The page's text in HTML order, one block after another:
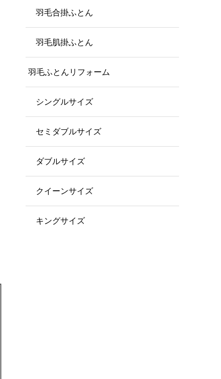
羽毛合掛ふとん
羽毛肌掛ふとん
羽毛ふとんリフォーム
シングルサイズ
セミダブルサイズ
ダブルサイズ
クイーンサイズ
キングサイズ